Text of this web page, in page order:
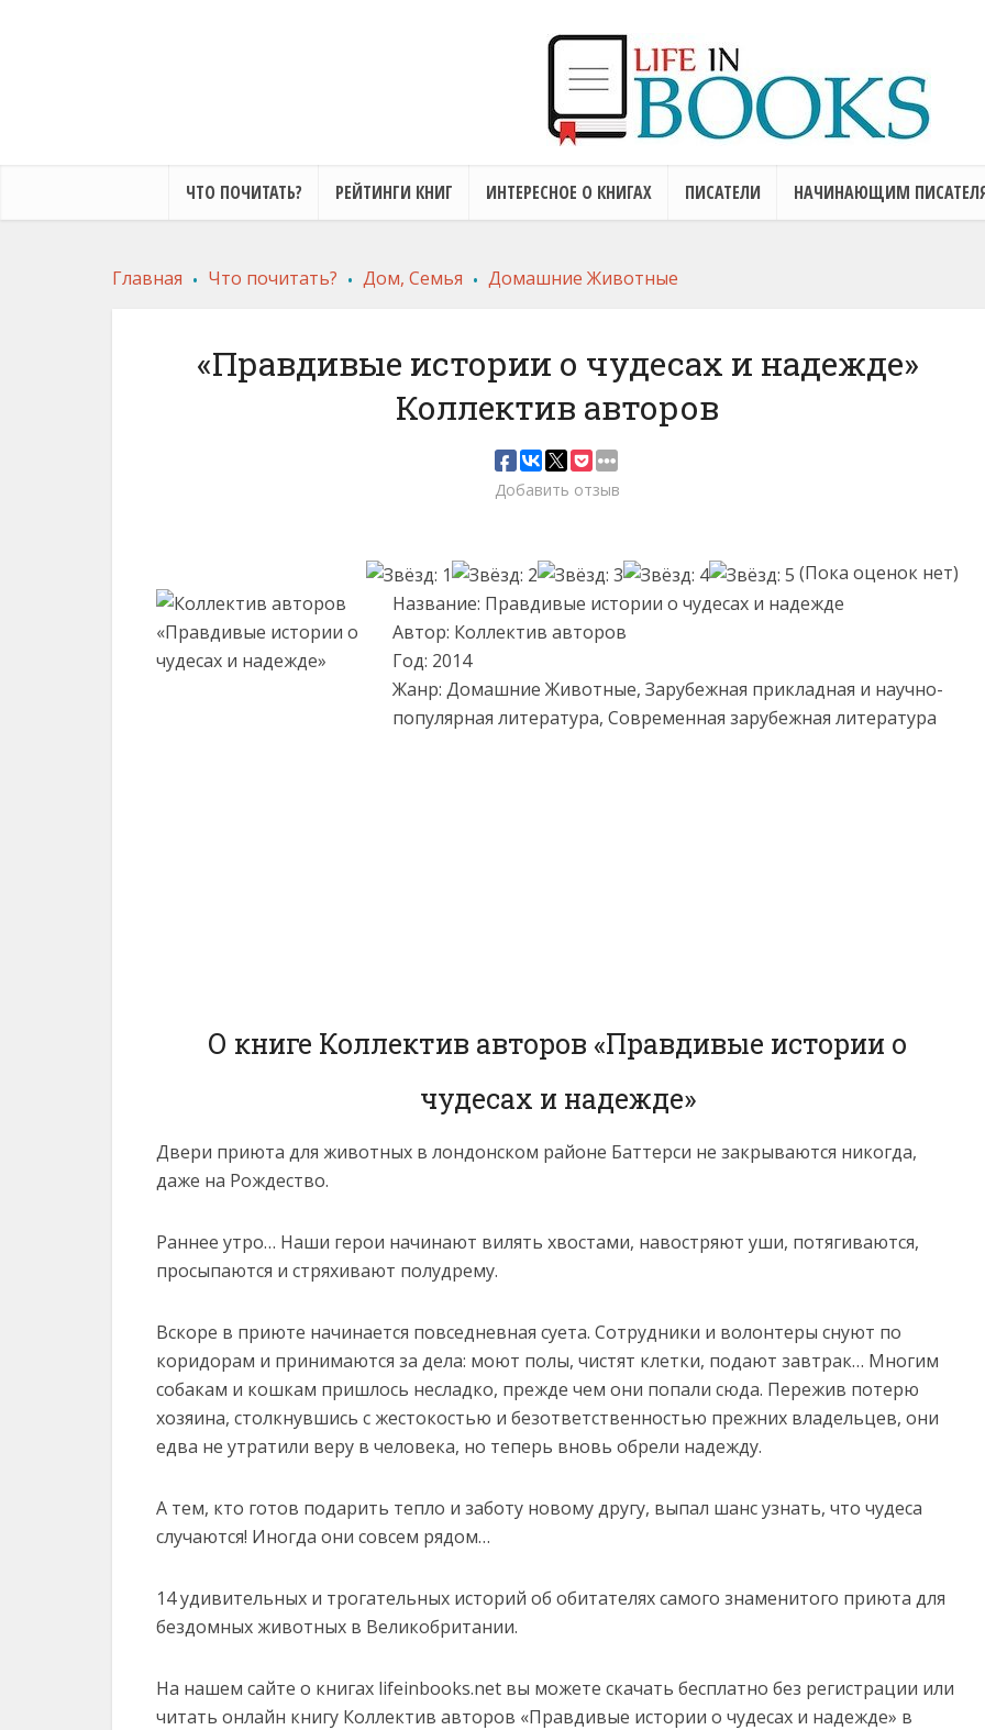
ЧТО ПОЧИТАТЬ? РЕЙТИНГИ КНИГ ИНТЕРЕСНОЕ О КНИГАХ ПИСАТЕЛИ НАЧИНАЮЩИМ
Главная . Что почитать? . Дом, Семья . Домашние Животные
«Правдивые истории о чудесах и надежде»
Коллектив авторов
Добавить отзыв
(Пока оценок нет)
Название: Правдивые истории о чудесах и надежде
Автор: Коллектив авторов
Год: 2014
Жанр: Домашние Животные, Зарубежная прикладная и научно-
популярная литература, Современная зарубежная литература
О книге Коллектив авторов «Правдивые истории о
чудесах и надежде»
Двери приюта для животных в лондонском районе Баттерси не закрываются никогда,
даже на Рождество.
Раннее утро… Наши герои начинают вилять хвостами, навостряют уши, потягиваются,
просыпаются и стряхивают полудрему.
Вскоре в приюте начинается повседневная суета. Сотрудники и волонтеры снуют по
коридорам и принимаются за дела: моют полы, чистят клетки, подают завтрак… Многим
собакам и кошкам пришлось несладко, прежде чем они попали сюда. Пережив потерю
хозяина, столкнувшись с жестокостью и безответственностью прежних владельцев, они
едва не утратили веру в человека, но теперь вновь обрели надежду.
А тем, кто готов подарить тепло и заботу новому другу, выпал шанс узнать, что чудеса
случаются! Иногда они совсем рядом…
14 удивительных и трогательных историй об обитателях самого знаменитого приюта для
бездомных животных в Великобритании.
На нашем сайте о книгах lifeinbooks.net вы можете скачать бесплатно без регистрации или
читать онлайн книгу Коллектив авторов «Правдивые истории о чудесах и надежде» в